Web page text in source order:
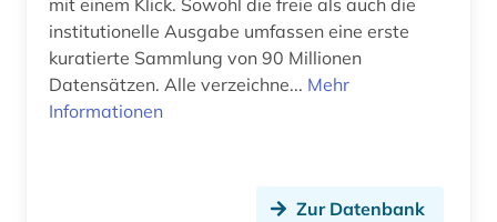
ausstellung (1)
australien (5)
mit einem Klick. Sowohl die freie als auch die
institutionelle Ausgabe umfassen eine erste
kuratierte Sammlung von 90 Millionen
Datensätzen. Alle verzeichne... Mehr
Informationen
Zur Datenbank